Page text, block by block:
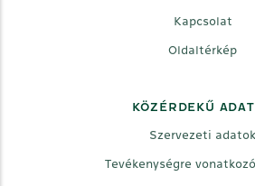
Kapcsolat
Oldaltérkép
KÖZÉRDEKŰ
Szervezeti adatok
Tevékenységre